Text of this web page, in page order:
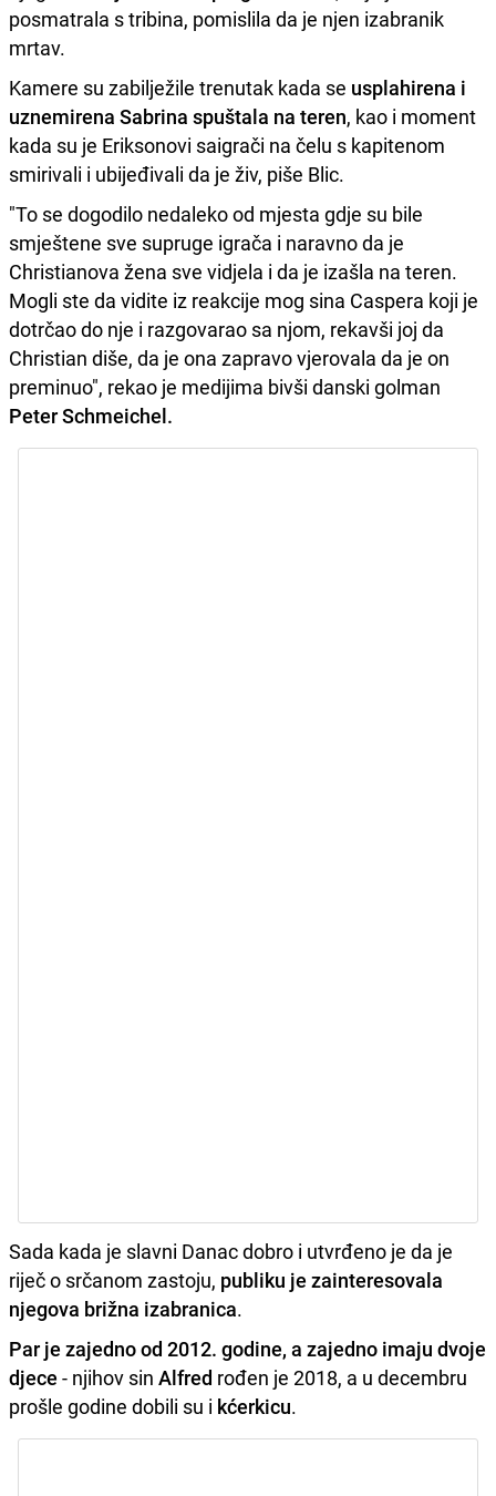
posmatrala s tribina, pomislila da je njen izabranik
mrtav.
Kamere su zabilježile trenutak kada se usplahirena i
uznemirena Sabrina spuštala na teren, kao i moment
kada su je Eriksonovi saigrači na čelu s kapitenom
smirivali i ubijeđivali da je živ, piše Blic.
"To se dogodilo nedaleko od mjesta gdje su bile
smještene sve supruge igrača i naravno da je
Christianova žena sve vidjela i da je izašla na teren.
Mogli ste da vidite iz reakcije mog sina Caspera koji je
dotrčao do nje i razgovarao sa njom, rekavši joj da
Christian diše, da je ona zapravo vjerovala da je on
preminuo", rekao je medijima bivši danski golman
Peter Schmeichel.
Sada kada je slavni Danac dobro i utvrđeno je da je
riječ o srčanom zastoju, publiku je zainteresovala
njegova brižna izabranica.
Par je zajedno od 2012. godine, a zajedno imaju dvoje
djece - njihov sin Alfred rođen je 2018, a u decembru
prošle godine dobili su i kćerkicu.